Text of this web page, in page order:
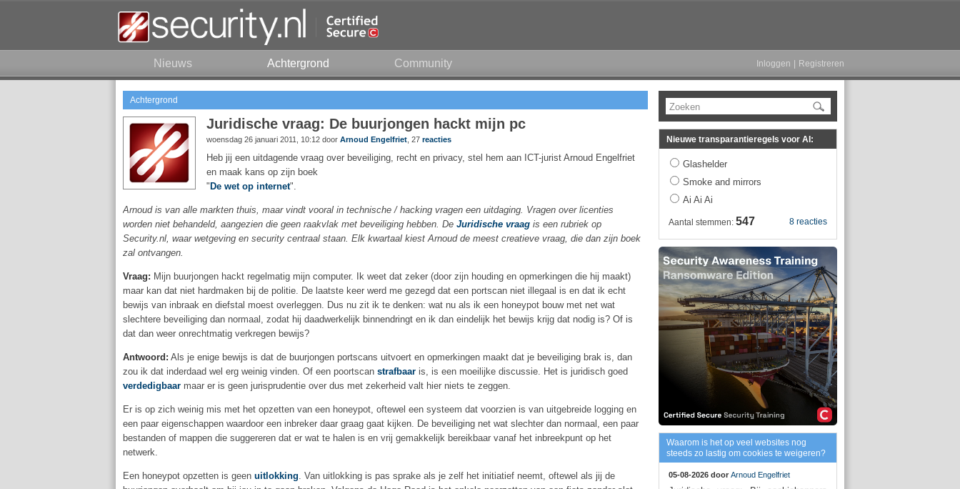
Nieuws Achtergrond Community Inloggen Registreren
Achtergrond
Juridische vraag: De buurjongen hackt mijn pc
woensdag 26 januari 2011, 10:12 door Arnoud Engelfriet , 27 reacties
Heb jij een uitdagende vraag over beveiliging, recht en privacy, stel hem aan ICT-jurist Arnoud Engelfriet
en maak kans op zijn boek
" De wet op internet".
Arnoud is van alle markten thuis, maar vindt vooral in technische / hacking vragen een uitdaging. Vragen over licenties
worden niet behandeld, aangezien die geen raakvlak met beveiliging hebben. De Juridische vraag is een rubriek op
Security.nl, waar wetgeving en security centraal staan. Elk kwartaal kiest Arnoud de meest creatieve vraag, die dan zijn boek
zal ontvangen.
Vraag: Mijn buurjongen hackt regelmatig mijn computer. Ik weet dat zeker (door zijn houding en opmerkingen die hij maakt)
maar kan dat niet hardmaken bij de politie. De laatste keer werd me gezegd dat een portscan niet illegaal is en dat ik echt
bewijs van inbraak en diefstal moest overleggen. Dus nu zit ik te denken: wat nu als ik een honeypot bouw met net wat
slechtere beveiliging dan normaal, zodat hij daadwerkelijk binnendringt en ik dan eindelijk het bewijs krijg dat nodig is? Of is
dat dan weer onrechtmatig verkregen bewijs?
Antwoord: Als je enige bewijs is dat de buurjongen portscans uitvoert en opmerkingen maakt dat je beveiliging brak is, dan
zou ik dat inderdaad wel erg weinig vinden. Of een poortscan strafbaar is, is een moeilijke discussie. Het is juridisch goed
verdedigbaar maar er is geen jurisprudentie over dus met zekerheid valt hier niets te zeggen.
Er is op zich weinig mis met het opzetten van een honeypot, oftewel een systeem dat voorzien is van uitgebreide logging en
een paar eigenschappen waardoor een inbreker daar graag gaat kijken. De beveiliging net wat slechter dan normaal, een paar
bestanden of mappen die suggereren dat er wat te halen is en vrij gemakkelijk bereikbaar vanaf het inbreekpunt op het
netwerk.
Een honeypot opzetten is geen uitlokking. Van uitlokking is pas sprake als je zelf het initiatief neemt, oftewel als jij de
Zoeken
Nieuwe transparantieregels voor AI:
Glashelder
Smoke and mirrors
Ai Ai Ai
8 reacties
Aantal stemmen: 547
Waarom is het op veel websites nog
steeds zo lastig om cookies te weigeren?
05-08-2026 door Arnoud Engelfriet